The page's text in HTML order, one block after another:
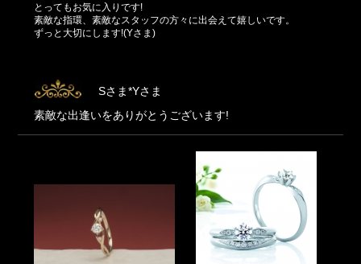
とってもお気に入りです!
素敵な指環、素敵なスタッフの方々に出会えて嬉しいです。
ずっと大切にします!(Yさま)
Sさま*Yさま
素敵な出逢いをありがとうございます!